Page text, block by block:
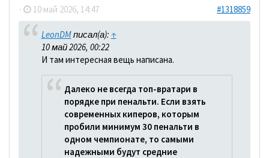
- 10 май 2026, 14:47 #1318859
LeonDMписал(а): ↑
10 май 2026, 00:22
И там интересная вещь написана.
Далеко не всегда топ-вратари в
порядке при пенальти. Если взять
современных киперов, которым
пробили минимум 30 пенальти в
одном чемпионате, то самыми
надежными будут средние